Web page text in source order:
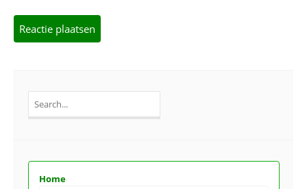
for:
Home